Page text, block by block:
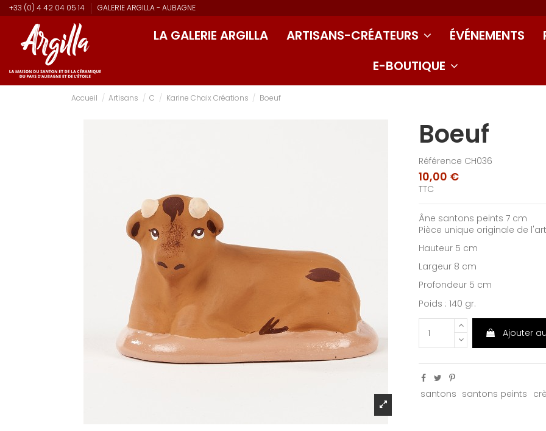
+33 (0) 4 42 04 05 14 GALERIE ARGILLA - AUBAGNE
LA GALERIE ARGILLA ARTISANS-CRÉATEURS ÉVÉNEMENTS
E-BOUTIQUE
Accueil Artisans C Karine Chaix Créations Boeuf
Boeuf
Référence CH036
10,00 €
TTC
Âne santons peints 7 cm
Pièce unique originale de
Hauteur 5 cm
Largeur 8 cm
Profondeur 5 cm
Poids : 140 gr.
Ajouter
santons santons peints